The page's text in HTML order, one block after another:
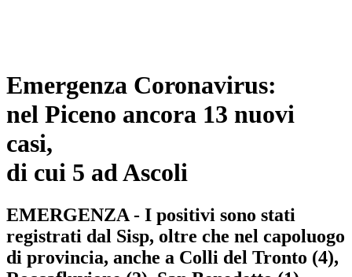
Emergenza Coronavirus:
nel Piceno ancora 13 nuovi
casi,
di cui 5 ad Ascoli
EMERGENZA - I positivi sono stati
registrati dal Sisp, oltre che nel capoluogo
di provincia, anche a Colli del Tronto (4),